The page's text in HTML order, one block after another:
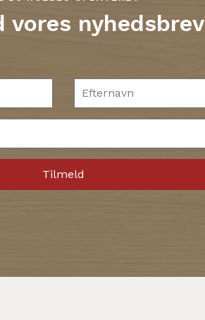
vores nyhedsbrev